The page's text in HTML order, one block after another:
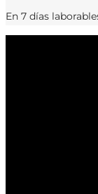
En 7 días